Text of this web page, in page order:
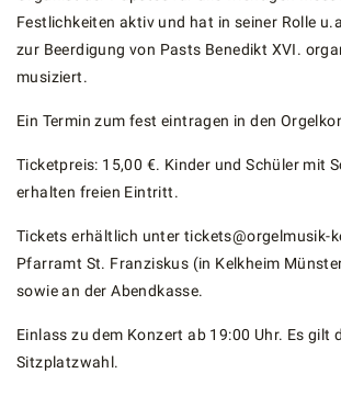
Festlichkeiten aktiv und hat in seiner Rolle
zur Beerdigung von Pasts Benedikt XVI.
musiziert.
Ein Termin zum fest eintragen in den
Ticketpreis: 15,00 €. Kinder und Schüler mit
erhalten freien Eintritt.
Tickets erhältlich unter tickets@orgelmusik-
Pfarramt St. Franziskus (in Kelkheim
sowie an der Abendkasse.
Einlass zu dem Konzert ab 19:00 Uhr. Es gilt
Sitzplatzwahl.